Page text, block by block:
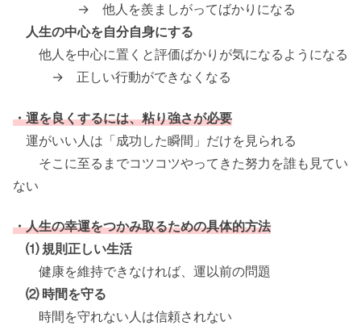
→ 他人を羨ましがってばかりになる
人生の中心を自分自身にする
他人を中心に置くと評価ばかりが気になるようになる
→ 正しい行動ができなくなる
・運を良くするには、粘り強さが必要
運がいい人は「成功した瞬間」だけを見られる
そこに至るまでコツコツやってきた努力を誰も見てい
ない
・人生の幸運をつかみ取るための具体的方法
⑴ 規則正しい生活
健康を維持できなければ、運以前の問題
⑵ 時間を守る
時間を守れない人は信頼されない